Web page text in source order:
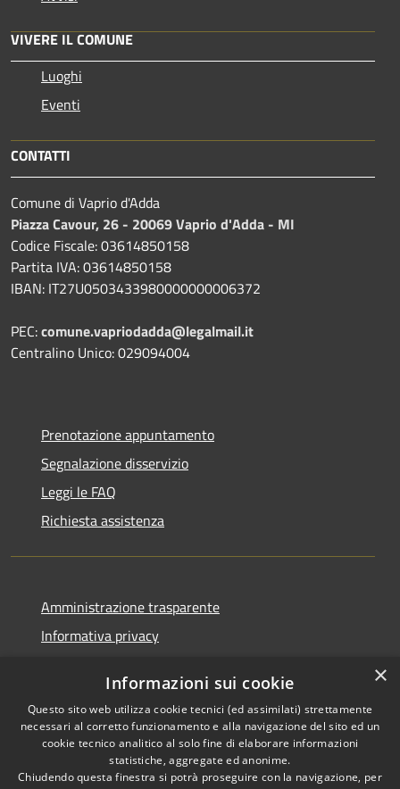
VIVERE IL COMUNE
Luoghi
Eventi
CONTATTI
Comune di Vaprio d'Adda
Piazza Cavour, 26 - 20069 Vaprio d'Adda - MI
Codice Fiscale: 03614850158
Partita IVA: 03614850158
IBAN: IT27U0503433980000000006372
PEC:comune.vapriodadda@legalmail.it
Centralino Unico: 029094004
Prenotazione appuntamento
Segnalazione disservizio
Leggi le FAQ
Richiesta assistenza
Amministrazione trasparente
Informativa privacy
Dichiarazione di accessibilità
RSS Copyright © 2026 • Comune di
×
Informazioni sui cookie
Questo sito web utilizza cookie tecnici (ed assimilati) strettamente
necessari al corretto funzionamento e alla navigazione del sito ed un
cookie tecnico analitico al solo fine di elaborare informazioni
statistiche, aggregate ed anonime.
Chiudendo questa finestra si potrà proseguire con la navigazione, per